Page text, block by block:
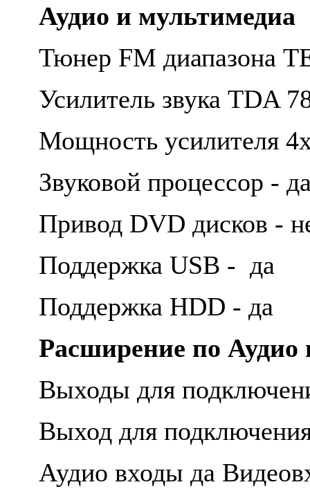
Аудио и мультимедиа
Тюнер FM диапазона
Усилитель звука TDA
Мощность усилителя
Звуковой процессор -
Привод DVD дисков -
Поддержка USB - да
Поддержка HDD - да
Расширение по Аудио
Выходы для
Выход для
Аудио входы да